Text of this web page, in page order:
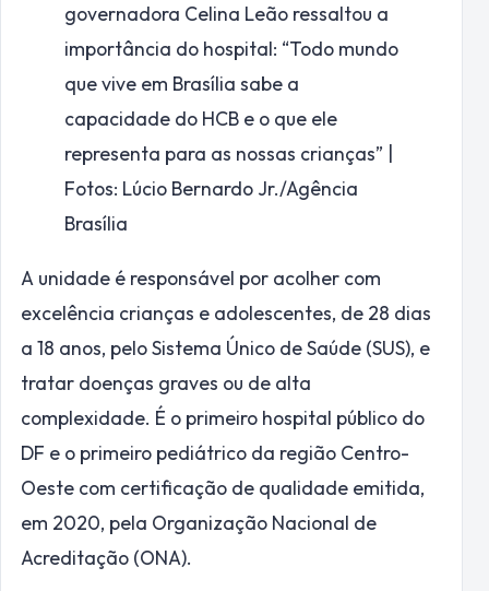
governadora Celina Leão ressaltou a
importância do hospital: “Todo mundo
que vive em Brasília sabe a
capacidade do HCB e o que ele
representa para as nossas crianças” |
Fotos: Lúcio Bernardo Jr./Agência
Brasília
A unidade é responsável por acolher com
excelência crianças e adolescentes, de 28 dias
a 18 anos, pelo Sistema Único de Saúde (SUS), e
tratar doenças graves ou de alta
complexidade. É o primeiro hospital público do
DF e o primeiro pediátrico da região Centro-
Oeste com certificação de qualidade emitida,
em 2020, pela Organização Nacional de
Acreditação (ONA).